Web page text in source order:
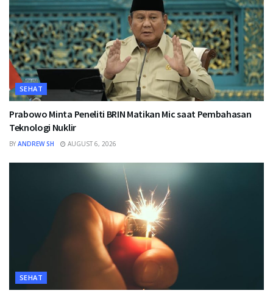
SEHAT
Prabowo Minta Peneliti BRIN Matikan Mic saat Pembahasan
Teknologi Nuklir
BY ANDREW SH AUGUST 6, 2026
SEHAT